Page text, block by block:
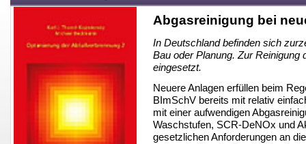
Abgasreinigung bei
In Deutschland befinden sich
Bau oder Planung. Zur Reinigung
eingesetzt.
Neuere Anlagen erfüllen beim
BImSchV bereits mit relativ
mit einer aufwendigen
Waschstufen, SCR-DeNOx und
gesetzlichen Anforderungen an